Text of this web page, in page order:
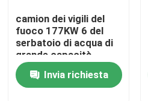
Prodotti
Circa noi
camion dei vigili del
fuoco 177KW 6 del
serbatoio di acqua di
grande capacità
10800L a ruote per
lotta antincendio
Invia richiesta